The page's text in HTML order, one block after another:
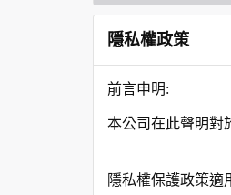
隱私權政策
前言申明:
本公司在此聲明對
隱私權保護政策適